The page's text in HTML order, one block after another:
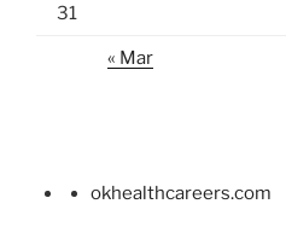
31
« Mar
okhealthcareers.com